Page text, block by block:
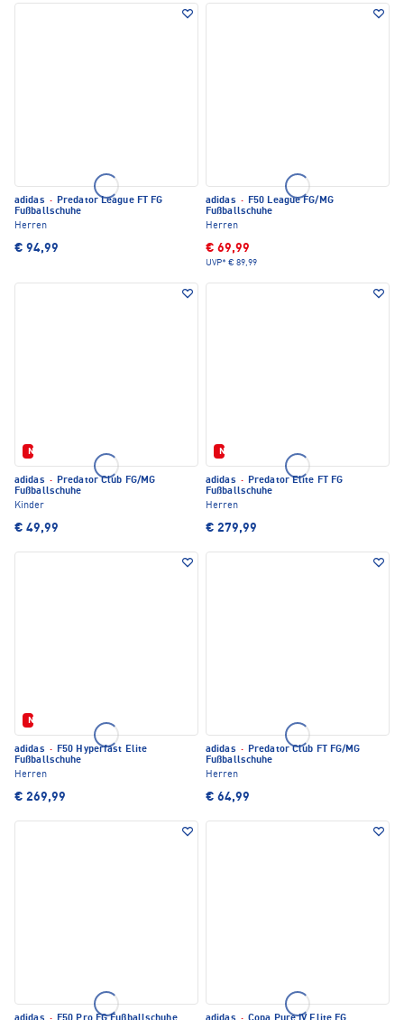
adidas · Predator League FT FG
Fußballschuhe
Herren
€ 94,99
adidas · F50 League FG/MG
Fußballschuhe
Herren
€ 69,99
UVP* € 89,99
Neu
adidas · Predator Club FG/MG
Fußballschuhe
Kinder
€ 49,99
Neu
adidas · Predator Elite FT FG
Fußballschuhe
Herren
€ 279,99
Neu
adidas · F50 Hyperfast Elite
Fußballschuhe
Herren
€ 269,99
adidas · Predator Club FT FG/MG
Fußballschuhe
Herren
€ 64,99